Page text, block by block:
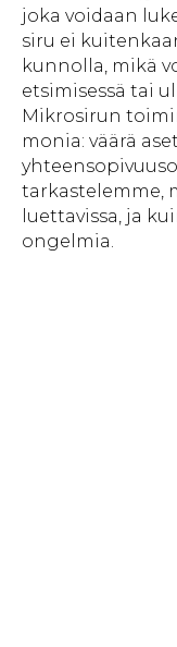
joka voidaan
siru ei
kunnolla, mikä
etsimisessä tai
Mikrosirun
monia: väärä
tarkastelemme,
luettavissa, ja
ongelmia.